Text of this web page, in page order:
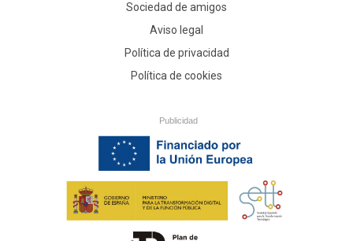
Sociedad de amigos
Aviso legal
Política de privacidad
Política de cookies
Publicidad